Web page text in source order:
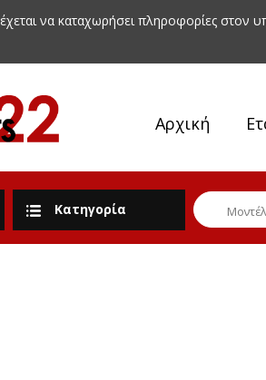
να καταχωρήσει πληροφορίες
Αρχική
Κατηγορία